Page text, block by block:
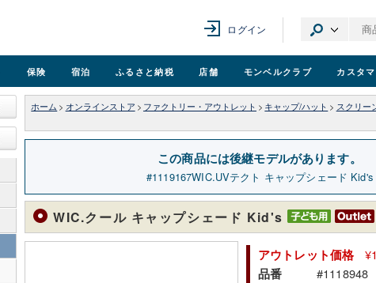
ログイン
保険 宿泊 ふるさと納税 店舗 モンベルクラブ カスタ
ホーム > オンラインストア > ファクトリー・アウトレット > キャップ/ハット > スクリー
この商品には後継モデルがあります。
1119167WIC.UVテクト キャップシェード Kid's
WIC.クール キャップシェード Kid's
アウトレット価格
品番 #1118948